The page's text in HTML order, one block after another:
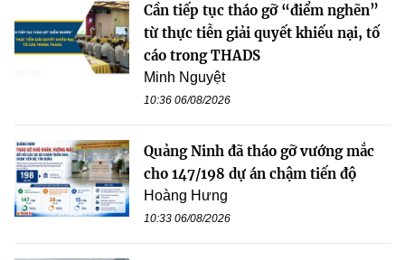
Cần tiếp tục tháo gỡ “điểm nghẽn”
từ thực tiễn giải quyết khiếu nại, tố
cáo trong THADS
Minh Nguyệt
10:36 06/08/2026
Quảng Ninh đã tháo gỡ vướng mắc
cho 147/198 dự án chậm tiến độ
Hoàng Hưng
10:33 06/08/2026